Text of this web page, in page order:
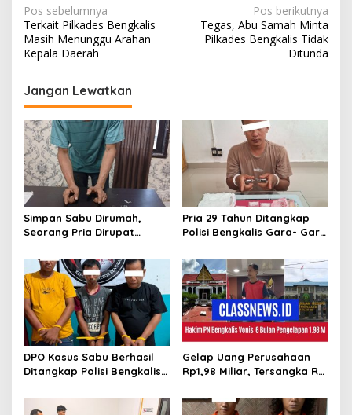
N
a
v
i
g
a
s
i
p
o
s
Pos sebelumnya
Terkait Pilkades Bengkalis
Masih Menunggu Arahan
Kepala Daerah
Pos berikutnya
Tegas, Abu Samah Minta
Pilkades Bengkalis Tidak
Ditunda
Jangan Lewatkan
Simpan Sabu Dirumah,
Seorang Pria Dirupat
Pria 29 Tahun Ditangkap
Polisi Bengkalis Gara- Gara
DPO Kasus Sabu Berhasil
Ditangkap Polisi Bengkalis,
Diringkus
Gelap Uang Perusahaan
Rp1,98 Miliar, Tersangka RS
PN Bengkalis, JPU Ajukan